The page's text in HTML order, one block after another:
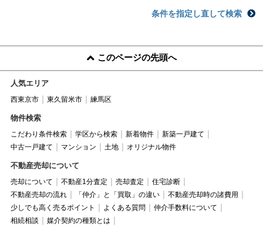
条件を指定し直して検索
このページの先頭へ
人気エリア
西東京市 東久留米市 練馬区
物件検索
こだわり条件検索 学区から検索 新着物件
新築一戸建て
中古一戸建て
マンション 土地 オリジナル物件
不動産売却について
売却について 不動産1分査定 売却査定
住宅診断
不動産売却の流れ
「仲介」と「買取」の違い
不動産売却時の諸費用
少しでも高く売るポイント
よくある質問
仲介手数料について
相続相談
媒介契約の種類とは